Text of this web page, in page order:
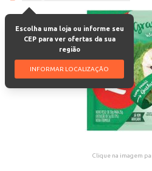
Escolha uma loja ou informe seu
CEP para ver ofertas da sua
região
INFORMAR LOCALIZAÇÃO
Clique na imagem